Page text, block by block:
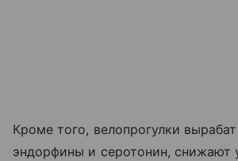
Кроме того, велопрогулки
эндорфины и серотонин, снижают